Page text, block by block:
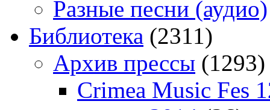
Разные песни (аудио)
Библиотека (2311)
Архив прессы (1293)
Crimea Music Fes